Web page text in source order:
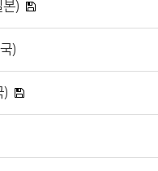
)
)
)